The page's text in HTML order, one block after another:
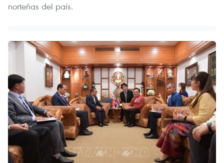
norteñas del país.